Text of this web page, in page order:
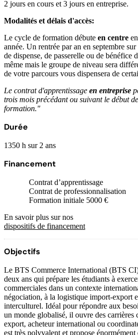
2 jours en cours et 3 jours en entreprise.
Modalités et délais d'accès:
Le cycle de formation débute en centre
année. Un rentrée par an en septembre
de dispense, de passerelle ou de bénéfice
même mais le groupe de niveau sera
de votre parcours vous dispensera de
Le contrat d'apprentissage en entreprise
trois mois précédant ou suivant le début
formation."
Durée
1350 h sur 2 ans
Financement
Contrat d’apprentissage
Contrat de professionnalisation
Formation initiale 5000 €
En savoir plus sur nos
dispositifs de financement
Objectifs
Le BTS Commerce International (BTS
deux ans qui prépare les étudiants à
commerciales dans un contexte
négociation, à la logistique import-export
interculturel. Idéal pour répondre aux
un monde globalisé, il ouvre des carrières
export, acheteur international ou
est très polyvalent et propose énormément